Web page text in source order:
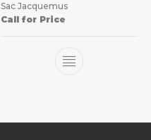
Sac Jacquemus
Call for Price